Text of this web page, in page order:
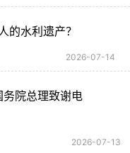
的水利遗产？
2026-07-14
院总理致谢电
2026-07-13